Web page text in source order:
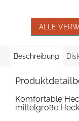
ALLE
Beschreibung
Komfortable
mittelgroße